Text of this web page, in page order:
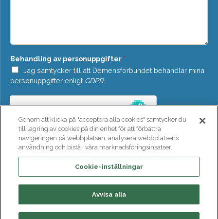
a
d
e
*
Behandling av personuppgifter *
Jag samtycker till att Demensförbundet behandlar mina
personuppgifter enligt GDPR.
SKICKA
Genom att klicka på "acceptera alla cookies" samtycker du
till lagring av cookies på din enhet för att förbättra
navigeringen på webbplatsen, analysera webbplatsens
användning och bistå i våra marknadsföringsinsatser.
Cookie-inställningar
Avvisa alla